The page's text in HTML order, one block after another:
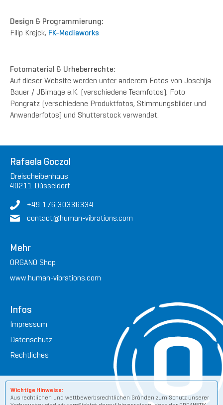
Design & Programmierung:
Filip Krejck, FK-Mediaworks
Fotomaterial & Urheberrechte:
Auf dieser Website werden unter anderem Fotos von Joschija
Bauer / JBimage e.K. (verschiedene Teamfotos), Foto
Pongratz (verschiedene Produktfotos, Stimmungsbilder und
Anwenderfotos) und Shutterstock verwendet.
Rafaela Goczol
Dreischeibenhaus
40211 Düsseldorf
+49 176 30336334
contact@human-vibrations.com
Mehr
ORGANO Shop
www.human-vibrations.com
Infos
Impressum
Datenschutz
Rechtliches
Wichtige Hinweise:
Aus rechtlichen und wettbewerbsrechtlichen Gründen zum Schutz unserer